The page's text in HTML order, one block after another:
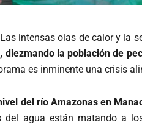
Las intensas olas de calor y la
diezmando la población de
es inminente una crisis
del río Amazonas en
del agua están matando a